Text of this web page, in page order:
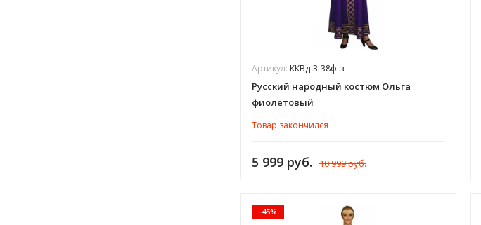
Артикул: ККВд-3-38ф-з
Русский народный костюм Ольга
фиолетовый
Товар закончился
5 999 руб. 10 999 руб.
-45%